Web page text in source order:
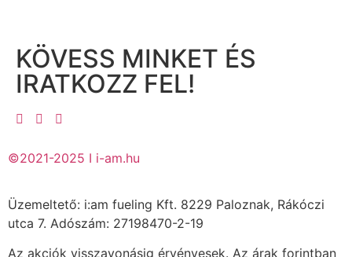
KÖVESS MINKET ÉS
IRATKOZZ FEL!
©2021-2025 I i-am.hu
Üzemeltető: i:am fueling Kft. 8229 Paloznak, Rákóczi
utca 7. Adószám: 27198470-2-19
Az akciók visszavonásig érvényesek. Az árak forintban